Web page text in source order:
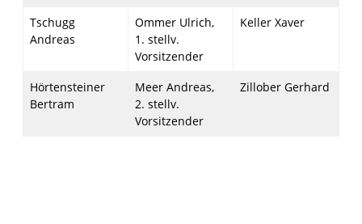
Tschugg
Andreas
Ommer Ulrich,
1. stellv.
Vorsitzender
Keller Xaver
Hörtensteiner
Bertram
Meer Andreas,
2. stellv.
Vorsitzender
Zillober Gerhard